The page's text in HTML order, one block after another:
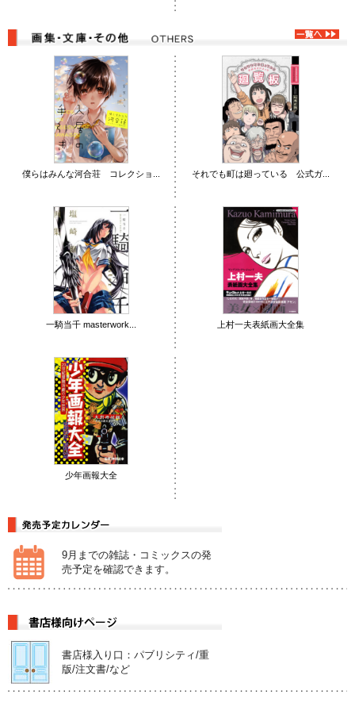
僕らはみんな河合荘 コレクショ... それでも町は廻っている 公式ガ...
一騎当千 masterwork... 上村一夫表紙画大全集
少年画報大全
9月までの雑誌・コミックスの発
売予定を確認できます。
書店様入り口：パブリシティ/重
版/注文書/など